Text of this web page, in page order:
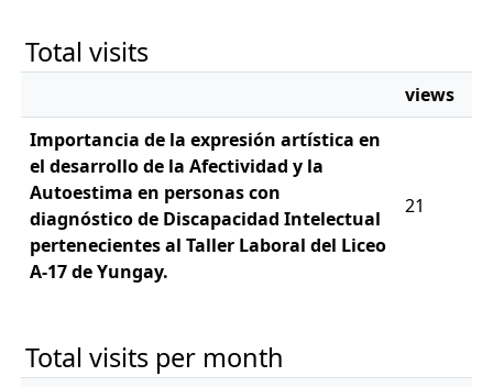
Total visits
views
Importancia de la expresión artística en
el desarrollo de la Afectividad y la
Autoestima en personas con
diagnóstico de Discapacidad Intelectual
pertenecientes al Taller Laboral del Liceo
A-17 de Yungay.
21
Total visits per month